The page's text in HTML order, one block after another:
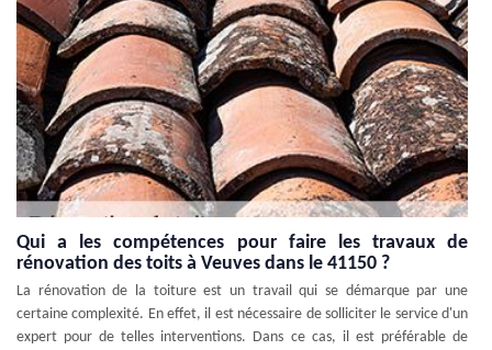
Qui a les compétences pour faire les travaux de
rénovation des toits à Veuves dans le 41150 ?
La rénovation de la toiture est un travail qui se démarque par une
certaine complexité. En effet, il est nécessaire de solliciter le service d'un
expert pour de telles interventions. Dans ce cas, il est préférable de